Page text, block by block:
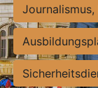
Journalismus,